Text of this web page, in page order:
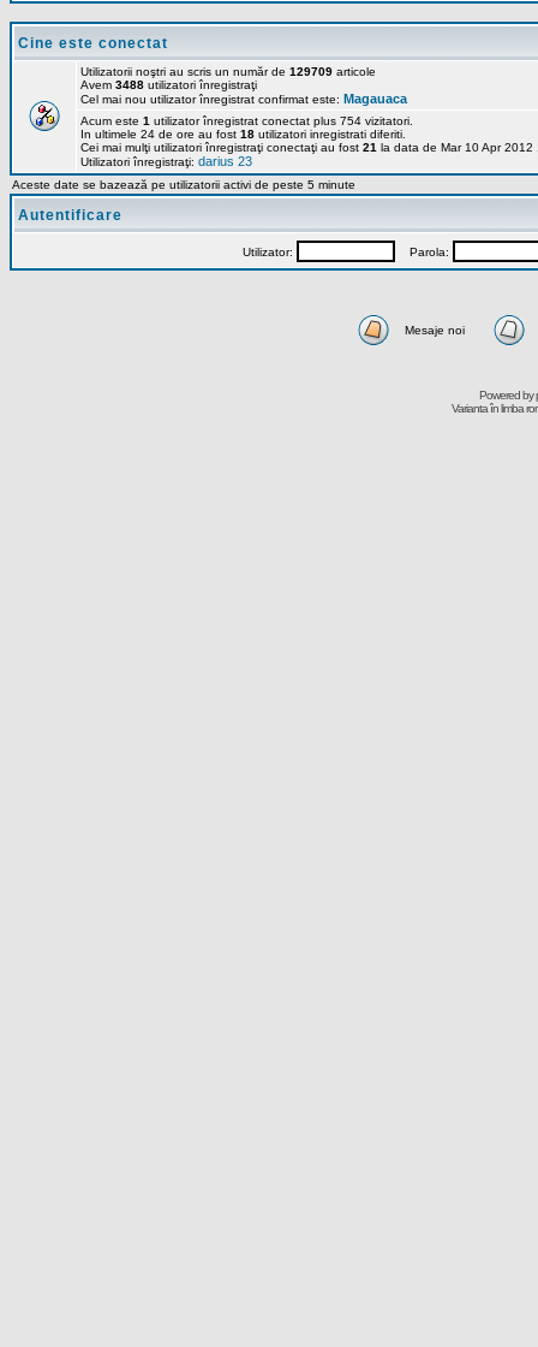
Cine este conectat
Utilizatorii noştri au scris un număr de 129709 articole
Avem 3488 utilizatori înregistraţi
Cel mai nou utilizator înregistrat confirmat este: Magauaca
Acum este 1 utilizator înregistrat conectat plus 754 vizitatori.
In ultimele 24 de ore au fost 18 utilizatori inregistrati diferiti.
Cei mai mulţi utilizatori înregistraţi conectaţi au fost 21 la data de Mar 10 Apr 2012
Utilizatori înregistraţi: darius 23
Aceste date se bazează pe utilizatorii activi de peste 5 minute
Autentificare
Utilizator: Parola:
Mesaje noi
Powered by
Varianta în limba